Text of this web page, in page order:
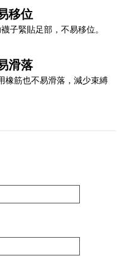
移位
子緊貼足部，不易移位。
滑落
橡筋也不易滑落，減少束縛